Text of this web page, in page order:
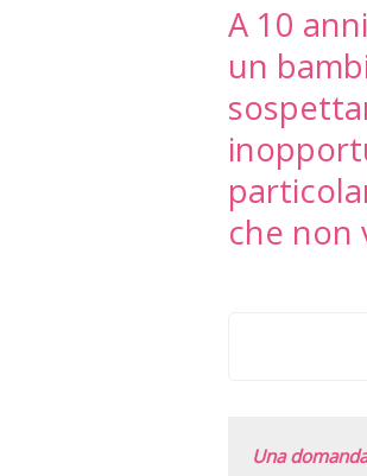
A 10
un
che non
Una